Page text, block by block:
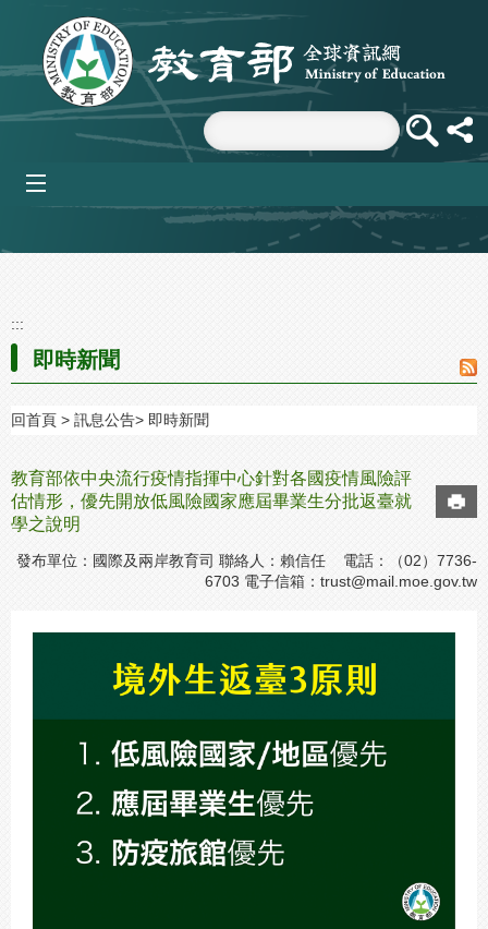
跳到主要內容區塊
:::
即時新聞
回首頁 訊息公告 即時新聞
教育部依中央流行疫情指揮中心針對各國疫情風險評
估情形，優先開放低風險國家應屆畢業生分批返臺就
學之說明
發布單位：國際及兩岸教育司 聯絡人：賴信任 電話：（02）7736-
6703 電子信箱： trust@mail.moe.gov.tw